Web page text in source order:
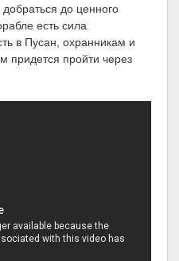
до ценного
есть сила
в Пусан, охранникам и
придется пройти через